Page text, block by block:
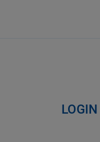
LOGIN